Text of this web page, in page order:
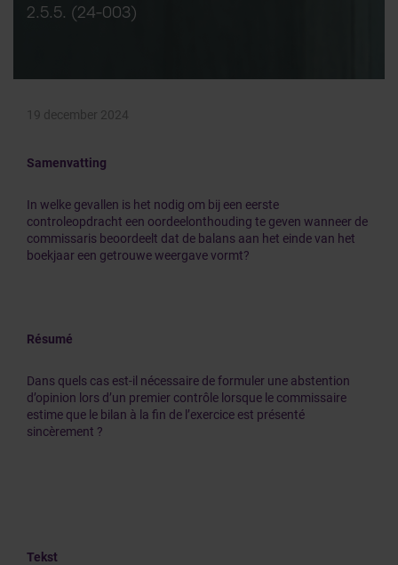
2.5.5. (24-003)
19 december 2024
Samenvatting
In welke gevallen is het nodig om bij een eerste
controleopdracht een oordeelonthouding te geven wanneer de
commissaris beoordeelt dat de balans aan het einde van het
boekjaar een getrouwe weergave vormt?
Résumé
Dans quels cas est-il nécessaire de formuler une abstention
d’opinion lors d’un premier contrôle lorsque le commissaire
estime que le bilan à la fin de l’exercice est présenté
sincèrement ?
Tekst